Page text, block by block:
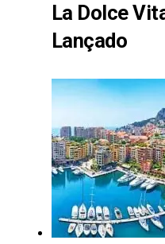
La Dolce
Lançado